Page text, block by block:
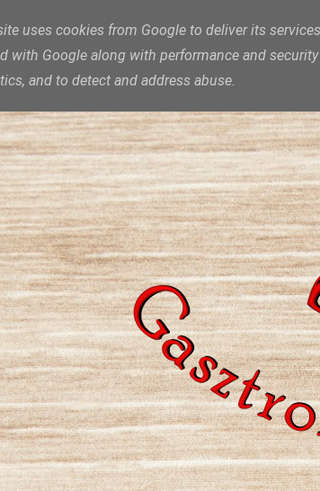
uses cookies from Google to deliver its
with Google along with performance and
and to detect and address abuse.